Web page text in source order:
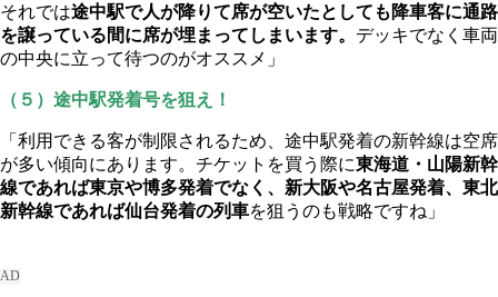
それでは途中駅で人が降りて席が空いたとしても降車客に通路
を譲っている間に席が埋まってしまいます。 デッキでなく車両
の中央に立って待つのがオススメ」
（５）途中駅発着号を狙え！
「利用できる客が制限されるため、途中駅発着の新幹線は空席
が多い傾向にあります。チケットを買う際に東海道・山陽新幹
線であれば東京や博多発着でなく、新大阪や名古屋発着、東北
新幹線であれば仙台発着の列車を狙うのも戦略ですね」